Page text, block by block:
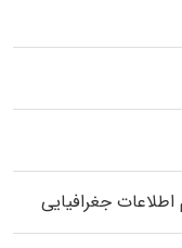
جغرافیایی